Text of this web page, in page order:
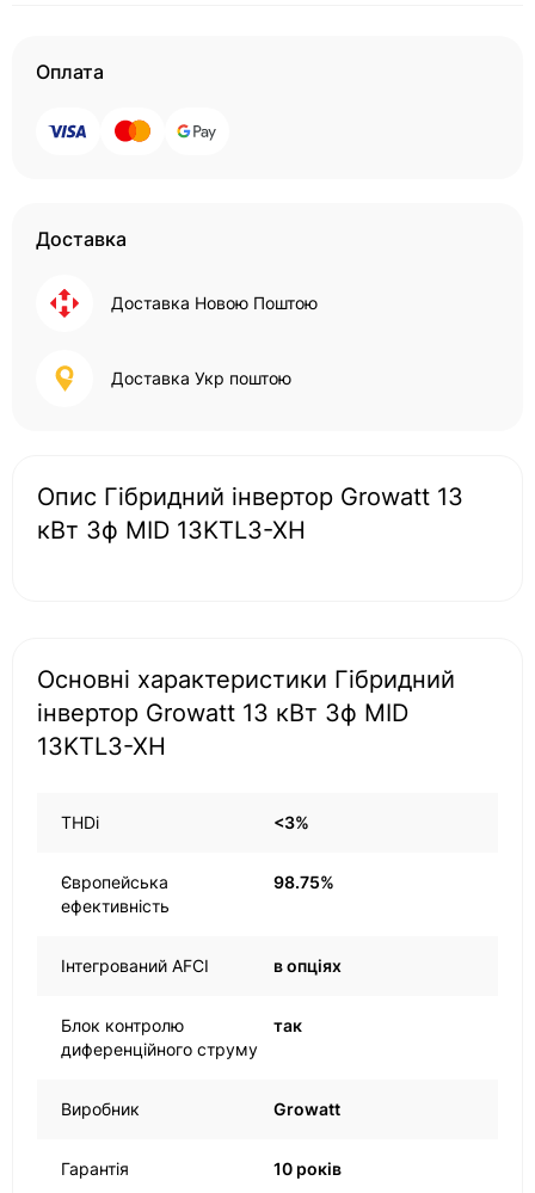
Оплата
Доставка
Доставка Новою Поштою
Доставка Укр поштою
Опис Гібридний інвертор Growatt 13
кВт 3ф MID 13KTL3-XH
Основні характеристики Гібридний
інвертор Growatt 13 кВт 3ф MID
13KTL3-XH
THDi <3%
Європейська
ефективність
98.75%
Інтегрований AFCI в опціях
Блок контролю
диференційного струму
так
Виробник Growatt
Гарантія 10 років